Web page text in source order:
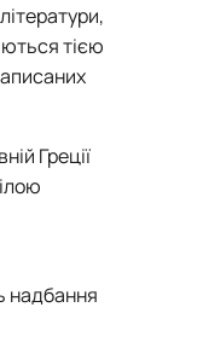
тією
Греції
надбання